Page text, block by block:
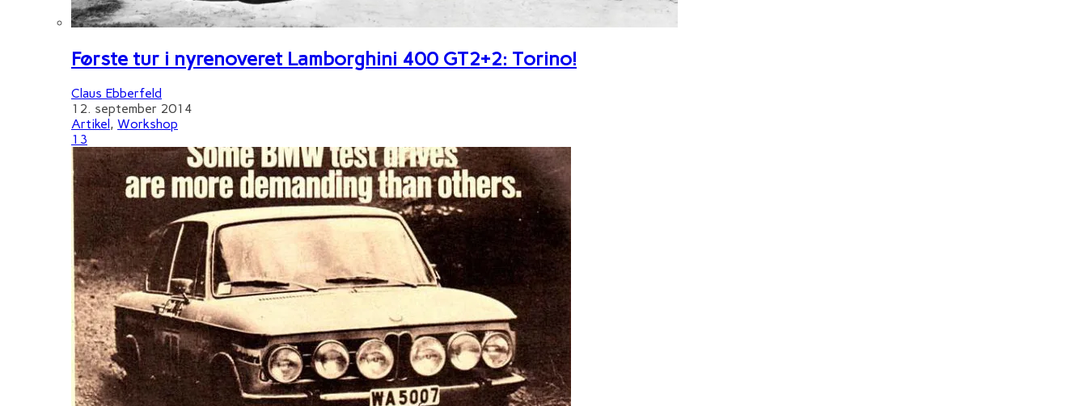
Første tur i nyrenoveret Lamborghini 400 GT2+2: Torino!
Claus Ebberfeld
12. september 2014
Artikel , Workshop
13